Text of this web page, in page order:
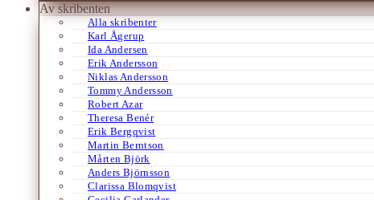
Av skribenten
Alla skribenter
Karl Ågerup
Ida Andersen
Erik Andersson
Niklas Andersson
Tommy Andersson
Robert Azar
Theresa Benér
Erik Bergqvist
Martin Berntson
Mårten Björk
Anders Björnsson
Clarissa Blomqvist